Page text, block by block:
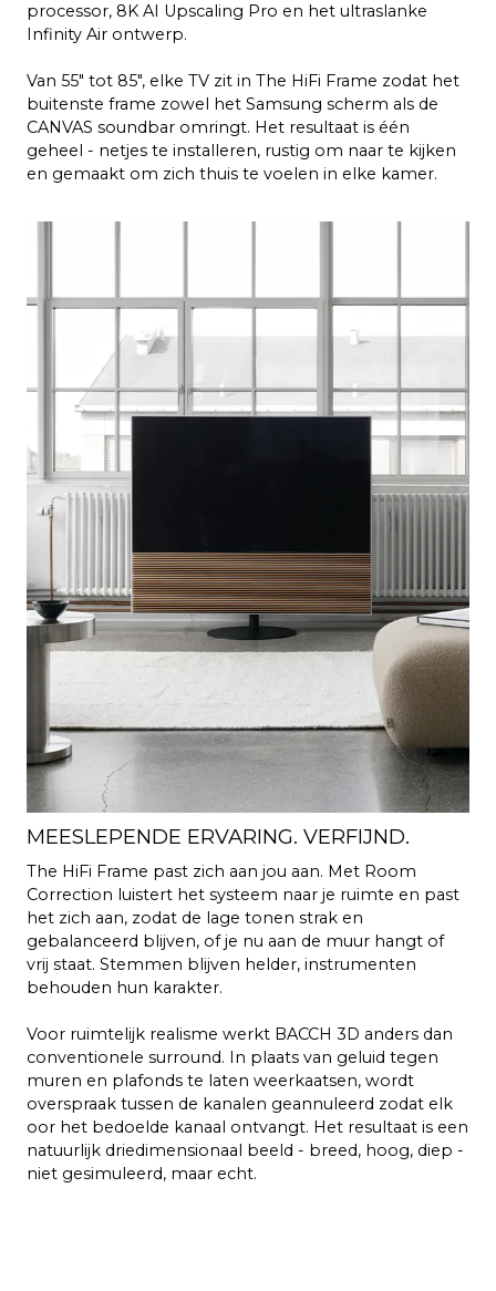
processor, 8K AI Upscaling Pro en het ultraslanke
Infinity Air ontwerp.
Van 55" tot 85", elke TV zit in The HiFi Frame zodat het
buitenste frame zowel het Samsung scherm als de
CANVAS soundbar omringt. Het resultaat is één
geheel - netjes te installeren, rustig om naar te kijken
en gemaakt om zich thuis te voelen in elke kamer.
MEESLEPENDE ERVARING. VERFIJND.
The HiFi Frame past zich aan jou aan. Met Room
Correction luistert het systeem naar je ruimte en past
het zich aan, zodat de lage tonen strak en
gebalanceerd blijven, of je nu aan de muur hangt of
vrij staat. Stemmen blijven helder, instrumenten
behouden hun karakter.
Voor ruimtelijk realisme werkt BACCH 3D anders dan
conventionele surround. In plaats van geluid tegen
muren en plafonds te laten weerkaatsen, wordt
overspraak tussen de kanalen geannuleerd zodat elk
oor het bedoelde kanaal ontvangt. Het resultaat is een
natuurlijk driedimensionaal beeld - breed, hoog, diep -
niet gesimuleerd, maar echt.